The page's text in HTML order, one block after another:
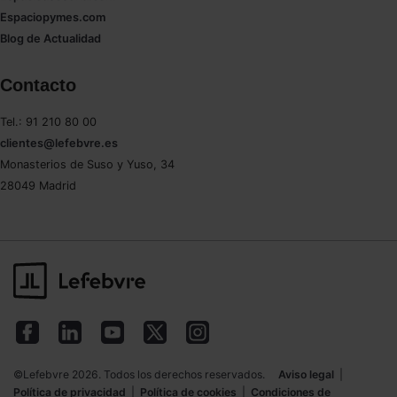
Espaciopymes.com
Blog de Actualidad
Contacto
Tel.: 91 210 80 00
clientes@lefebvre.es
Monasterios de Suso y Yuso, 34
28049 Madrid
©Lefebvre 2026. Todos los derechos reservados. Aviso legal
Política de privacidad
Política de cookies Condiciones de